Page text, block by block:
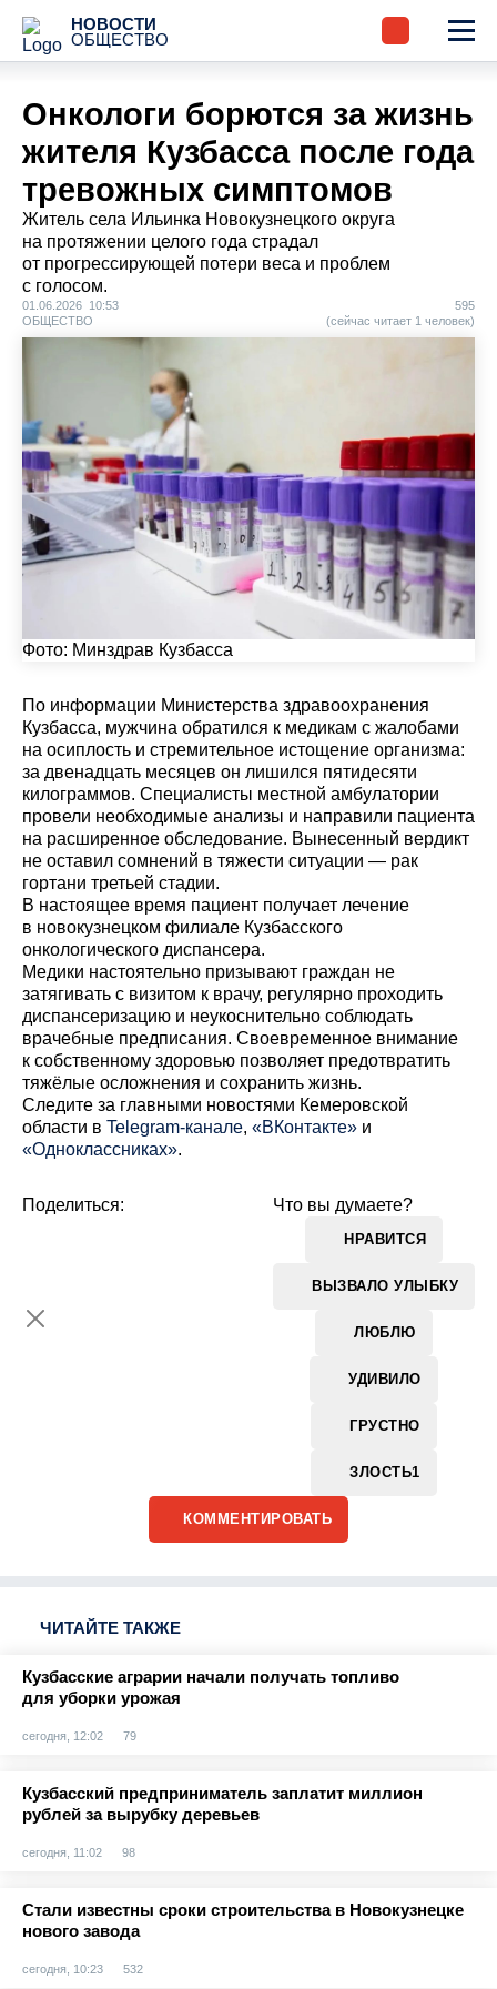
НОВОСТИ
ОБЩЕСТВО
Онкологи борются за жизнь
жителя Кузбасса после года
тревожных симптомов
Житель села Ильинка Новокузнецкого округа
на протяжении целого года страдал
от прогрессирующей потери веса и проблем
с голосом.
01.06.2026 10:53
ОБЩЕСТВО
595
(сейчас читает 1 человек)
Фото: Минздрав Кузбасса
По информации Министерства здравоохранения
Кузбасса, мужчина обратился к медикам с жалобами
на осиплость и стремительное истощение организма:
за двенадцать месяцев он лишился пятидесяти
килограммов. Специалисты местной амбулатории
провели необходимые анализы и направили пациента
на расширенное обследование. Вынесенный вердикт
не оставил сомнений в тяжести ситуации — рак
гортани третьей стадии.
В настоящее время пациент получает лечение
в новокузнецком филиале Кузбасского
онкологического диспансера.
Медики настоятельно призывают граждан не
затягивать с визитом к врачу, регулярно проходить
диспансеризацию и неукоснительно соблюдать
врачебные предписания. Своевременное внимание
к собственному здоровью позволяет предотвратить
тяжёлые осложнения и сохранить жизнь.
Cледите за главными новостями Кемеровской
области в Telegram-канале, «ВКонтакте» и
«Одноклассниках».
Что вы думаете?
НРАВИТСЯ
ВЫЗВАЛО УЛЫБКУ
ЛЮБЛЮ
УДИВИЛО
ГРУСТНО
ЗЛОСТЬ1
Поделиться:
КОММЕНТИРОВАТЬ
ЧИТАЙТЕ ТАКЖЕ
Кузбасские аграрии начали получать топливо
для уборки урожая
сегодня, 12:02 79
Кузбасский предприниматель заплатит миллион
рублей за вырубку деревьев
сегодня, 11:02 98
Стали известны сроки строительства в Новокузнецке
нового завода
сегодня, 10:23 532